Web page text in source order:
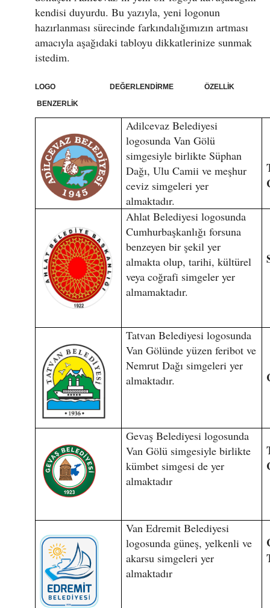
kendisi duyurdu. Bu yazıyla, yeni logonun
hazırlanması sürecinde farkındalığımızın artması
amacıyla aşağıdaki tabloyu dikkatlerinize sunmak
istedim.
LOGO DEĞERLENDİRME ÖZELLİK
BENZERLİK
Adilcevaz Belediyesi
logosunda Van Gölü
simgesiyle birlikte Süphan
Dağı, Ulu Camii ve meşhur
ceviz simgeleri yer
almaktadır.
Ahlat Belediyesi logosunda
Cumhurbaşkanlığı forsuna
benzeyen bir şekil yer
almakta olup, tarihi, kültürel
veya coğrafi simgeler yer
almamaktadır.
Tatvan Belediyesi logosunda
Van Gölünde yüzen feribot ve
Nemrut Dağı simgeleri yer
almaktadır.
Gevaş Belediyesi logosunda
Van Gölü simgesiyle birlikte
kümbet simgesi de yer
almaktadır
Van Edremit Belediyesi
logosunda güneş, yelkenli ve
akarsu simgeleri yer
almaktadır